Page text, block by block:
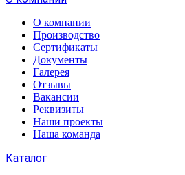
О компании
Производство
Сертификаты
Документы
Галерея
Отзывы
Вакансии
Реквизиты
Наши проекты
Наша команда
Каталог